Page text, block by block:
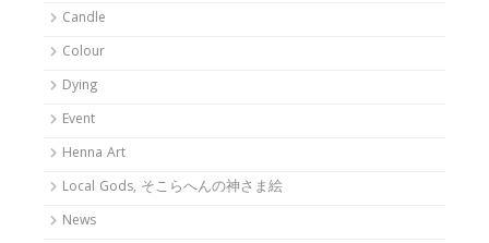
Candle
Colour
Dying
Event
Henna Art
Local Gods, そこらへんの神さま絵
News